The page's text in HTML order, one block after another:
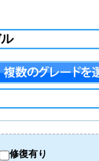
修復有り